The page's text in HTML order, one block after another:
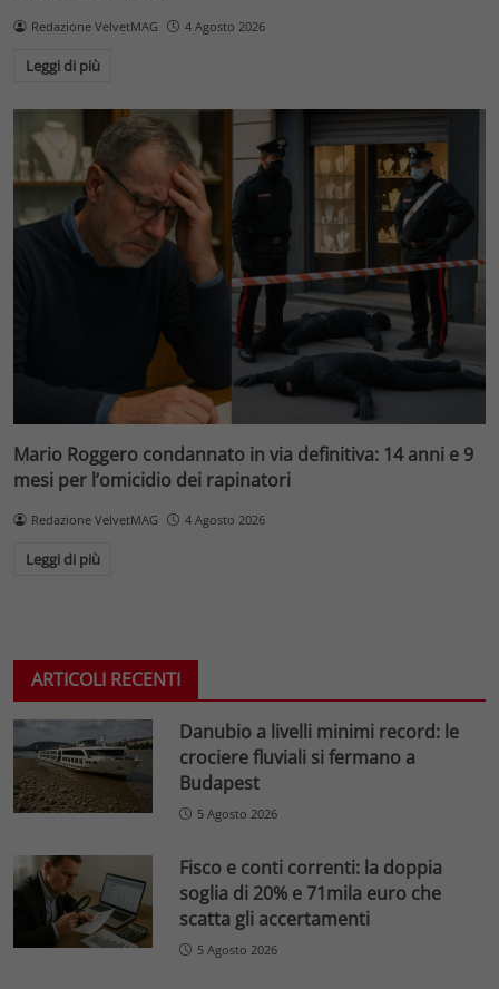
Redazione VelvetMAG 4 Agosto 2026
Leggi di più
Mario Roggero condannato in via definitiva: 14 anni e 9
mesi per l’omicidio dei rapinatori
Redazione VelvetMAG 4 Agosto 2026
Leggi di più
ARTICOLI RECENTI
Danubio a livelli minimi record: le
crociere fluviali si fermano a
Budapest
5 Agosto 2026
Fisco e conti correnti: la doppia
soglia di 20% e 71mila euro che
scatta gli accertamenti
5 Agosto 2026